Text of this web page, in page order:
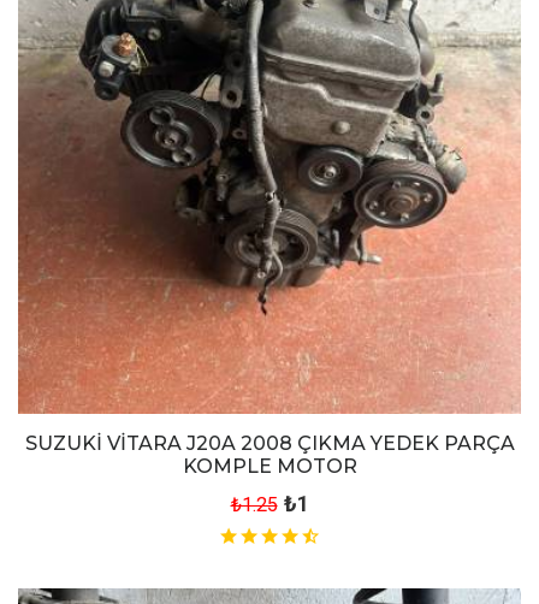
SUZUKİ VİTARA J20A 2008 ÇIKMA YEDEK PARÇA
KOMPLE MOTOR
₺1.25 ₺1